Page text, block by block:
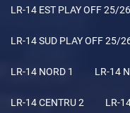
LR-14 EST PLAY OFF 25/26
LR-14 SUD PLAY OFF 25/
LR-14 NORD 1 LR-14
LR-14 CENTRU 2 LR-